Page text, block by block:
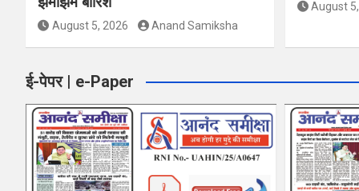
August 5, 2026 Anand Samiksha
August
ई-पेपर | e-Paper